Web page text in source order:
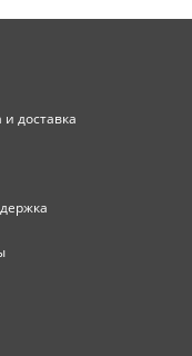
доставка